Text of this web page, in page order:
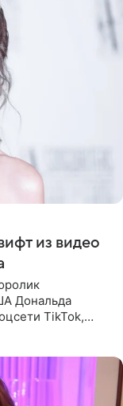
из видео
Дональда
TikTok,